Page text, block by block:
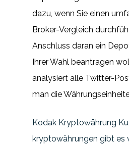
dazu, wenn Sie einen
Broker-Vergleich
Anschluss daran ein
Ihrer Wahl beantragen
analysiert alle Twitter-
man die
Kodak Kryptowährung
kryptowährungen gibt es